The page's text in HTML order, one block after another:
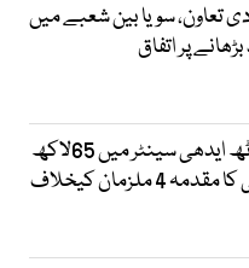
تعاون، سویا بین شعبے میں
پر اتفاق
کراچی: سہراب گوٹھ ایدھی سینٹر میں 65لاکھ
سے زائد کی ڈکیتی کا مقدمہ 4 ملزمان کیخلاف